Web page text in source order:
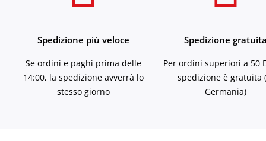
Spedizione più veloce
Se ordini e paghi prima delle
14:00, la spedizione avverrà lo
stesso giorno
Spedizione
Per ordini superiori a 50
spedizione è gratuita
Germania)